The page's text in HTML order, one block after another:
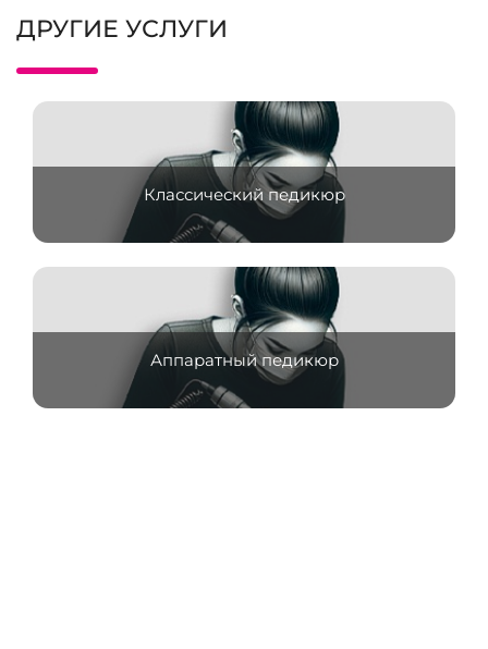
ДРУГИЕ УСЛУГИ
Классический педикюр
Аппаратный педикюр